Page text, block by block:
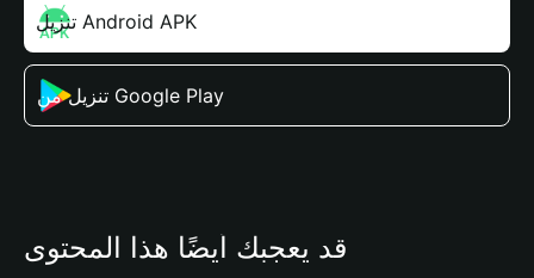
تنزيل Android APK
تنزيل من Google Play
قد يعجبك أيضًا هذا المحتوى